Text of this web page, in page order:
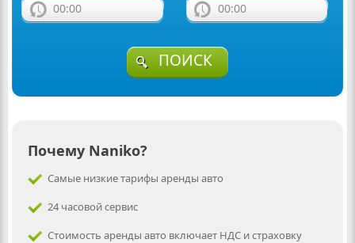
00:00 00:00
ПОИСК
Почему Naniko?
Самые низкие тарифы аренды авто
24 часовой сервис
Стоимость аренды авто включает НДС и страховку